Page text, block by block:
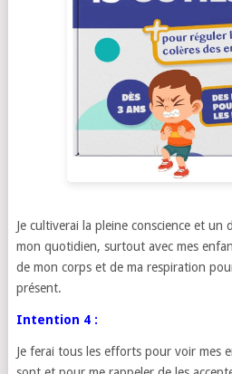
Je cultiverai la pleine conscience et un
mon quotidien, surtout avec mes
de mon corps et de ma respiration
présent.
Intention 4 :
Je ferai tous les efforts pour voir mes